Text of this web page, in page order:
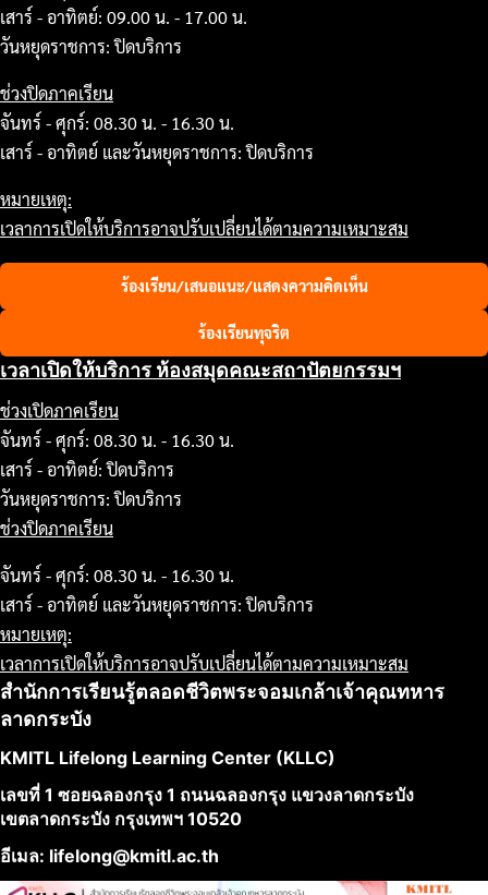
เสาร์ - อาทิตย์: 09.00 น. - 17.00 น.
วันหยุดราชการ: ปิดบริการ
ช่วงปิดภาคเรียน
จันทร์ - ศุกร์: 08.30 น. - 16.30 น.
เสาร์ - อาทิตย์ และวันหยุดราชการ: ปิดบริการ
หมายเหตุ:
เวลาการเปิดให้บริการอาจปรับเปลี่ยนได้ตามความเหมาะสม
ร้องเรียน/เสนอแนะ/แสดงความคิดเห็น
ร้องเรียนทุจริต
เวลาเปิดให้บริการ ห้องสมุดคณะสถาปัตยกรรมฯ
ช่วงเปิดภาคเรียน
จันทร์ - ศุกร์: 08.30 น. - 16.30 น.
เสาร์ - อาทิตย์: ปิดบริการ
วันหยุดราชการ: ปิดบริการ
ช่วงปิดภาคเรียน
จันทร์ - ศุกร์: 08.30 น. - 16.30 น.
เสาร์ - อาทิตย์ และวันหยุดราชการ: ปิดบริการ
หมายเหตุ:
เวลาการเปิดให้บริการอาจปรับเปลี่ยนได้ตามความเหมาะสม
สำนักการเรียนรู้ตลอดชีวิตพระจอมเกล้าเจ้าคุณทหาร
ลาดกระบัง
KMITL Lifelong Learning Center (KLLC)
เลขที่ 1 ซอยฉลองกรุง 1 ถนนฉลองกรุง แขวงลาดกระบัง
เขตลาดกระบัง กรุงเทพฯ 10520
อีเมล: lifelong@kmitl.ac.th